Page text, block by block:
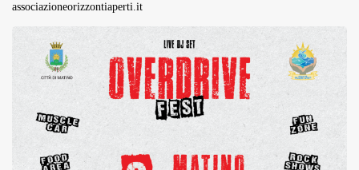
associazioneorizzontiaperti.it